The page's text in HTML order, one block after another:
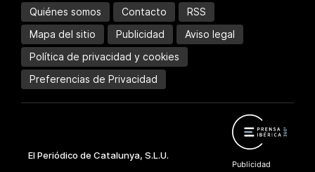
Quiénes somos Contacto
RSS
Mapa del sitio
Publicidad
Aviso legal
Política de privacidad y cookies
Preferencias de Privacidad